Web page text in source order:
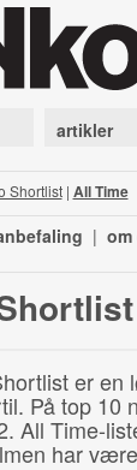
artikler
Shortlist| All Time
|
er en
På top 10
All Time-
har